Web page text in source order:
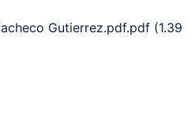
Gutierrez.pdf.pdf (1.39